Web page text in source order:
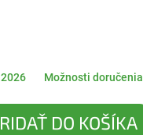
Možnosti doručenia
DO KOŠÍKA